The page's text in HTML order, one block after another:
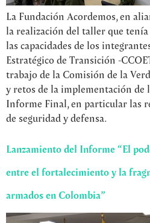
La Fundación Acordemos, en
la realización del taller que
las capacidades de los
Estratégico de Transición -
trabajo de la Comisión de la
y retos de la implementación de
Informe Final, en particular las
de seguridad y defensa.
Lanzamiento del Informe “El
entre el fortalecimiento y la
armados en Colombia”